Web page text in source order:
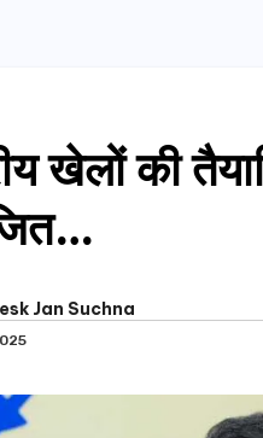
खेलों की
Jan Suchna